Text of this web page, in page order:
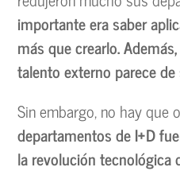
importante era saber
más que crearlo.
talento externo parece
Sin embargo, no hay que
departamentos de I+D
la revolución tecnológica